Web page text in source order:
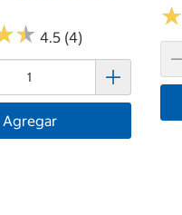
★
★ 4.5 (4)
Agregar
★
★